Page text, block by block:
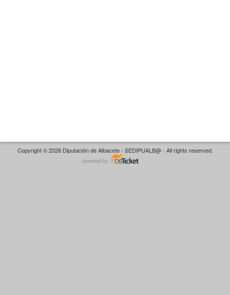
Copyright © 2026 Diputación de Albacete - SEDIPUALB@ - All rights reserved.